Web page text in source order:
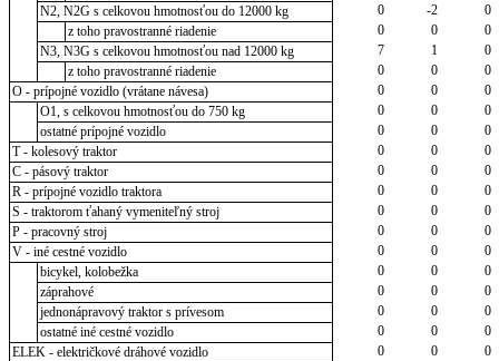
N2, N2G s celkovou hmotnosťou do 12000 kg
0 -2
0
z toho pravostranné riadenie
0 0
0
N3, N3G s celkovou hmotnosťou nad 12000 kg
7 1
0
z toho pravostranné riadenie
0 0
0
O - prípojné vozidlo (vrátane návesa)
0 0
0
O1, s celkovou hmotnosťou do 750 kg
0 0
0
ostatné prípojné vozidlo
0 0
0
T - kolesový traktor
0 0
0
C - pásový traktor
0 0
0
R - prípojné vozidlo traktora
0 0
0
S - traktorom ťahaný vymeniteľný stroj
0 0
0
P - pracovný stroj
0 0
0
V - iné cestné vozidlo
0 0
0
bicykel, kolobežka
0 0
0
záprahové
0 0
0
jednonápravový traktor s prívesom
0 0
0
ostatné iné cestné vozidlo
0 0
0
ELEK - električkové dráhové vozidlo
0 0
0